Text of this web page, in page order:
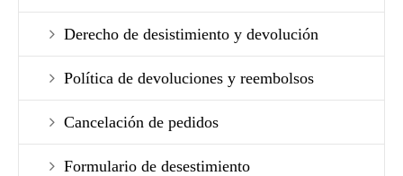
Derecho de desistimiento y devolución
Política de devoluciones y reembolsos
Cancelación de pedidos
Formulario de desestimiento